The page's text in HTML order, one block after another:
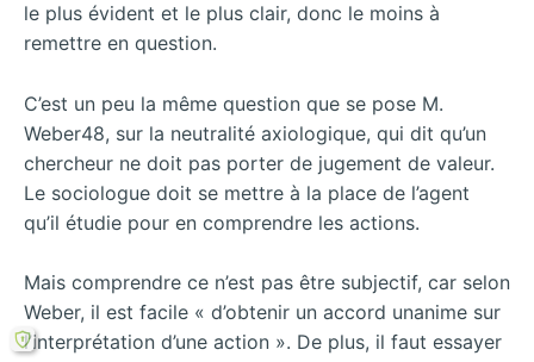
le plus évident et le plus clair, donc le moins à
remettre en question.
C’est un peu la même question que se pose M.
Weber48, sur la neutralité axiologique, qui dit qu’un
chercheur ne doit pas porter de jugement de valeur.
Le sociologue doit se mettre à la place de l’agent
qu’il étudie pour en comprendre les actions.
Mais comprendre ce n’est pas être subjectif, car selon
Weber, il est facile « d’obtenir un accord unanime sur
l’interprétation d’une action ». De plus, il faut essayer